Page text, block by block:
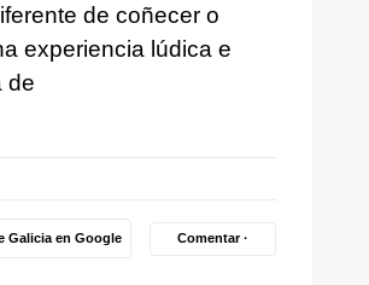
de coñecer o
experiencia lúdica e
de
Galicia en Google Comentar ·